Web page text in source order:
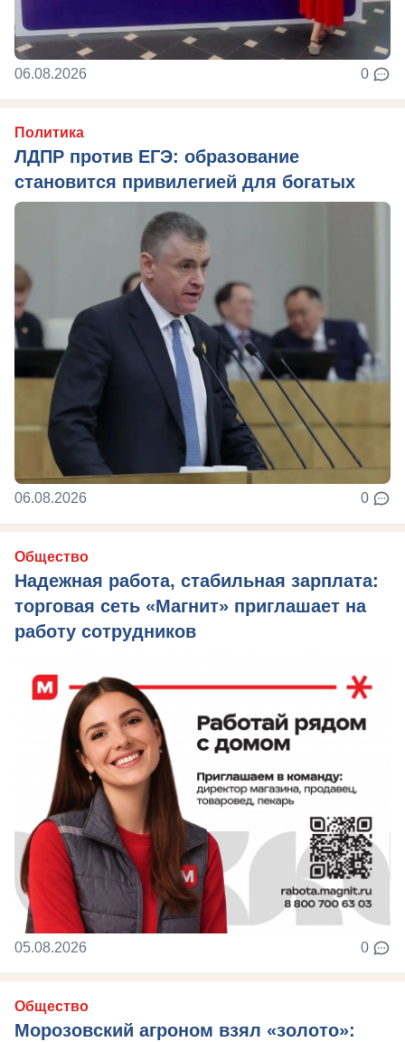
06.08.2026 0
Политика
ЛДПР против ЕГЭ: образование
становится привилегией для богатых
06.08.2026 0
Общество
Надежная работа, стабильная зарплата:
торговая сеть «Магнит» приглашает на
работу сотрудников
05.08.2026 0
Общество
Морозовский агроном взял «золото»: